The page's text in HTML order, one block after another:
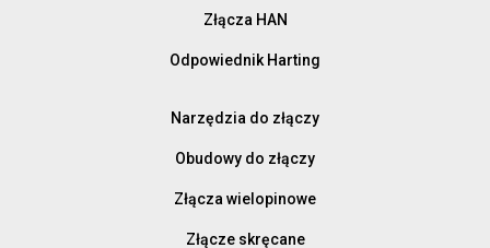
Złącza HAN
Odpowiednik Harting
Narzędzia do złączy
Obudowy do złączy
Złącza wielopinowe
Złącze skręcane